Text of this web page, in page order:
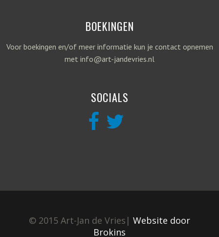
BOEKINGEN
Voor boekingen en/of meer informatie kun je contact opnemen
met info@art-jandevries.nl
SOCIALS
© 2015 Art-Jan de Vries| Website door
Brokins